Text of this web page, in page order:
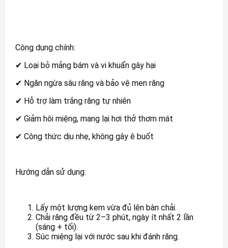
Công dụng chính:
✔ Loại bỏ mảng bám và vi khuẩn gây hại
✔ Ngăn ngừa sâu răng và bảo vệ men răng
✔ Hỗ trợ làm trắng răng tự nhiên
✔ Giảm hôi miệng, mang lại hơi thở thơm mát
✔ Công thức dịu nhẹ, không gây ê buốt
Hướng dẫn sử dụng:
Lấy một lượng kem vừa đủ lên bàn chải.
Chải răng đều từ 2–3 phút, ngày ít nhất 2 lần
(sáng + tối).
Súc miệng lại với nước sau khi đánh răng.